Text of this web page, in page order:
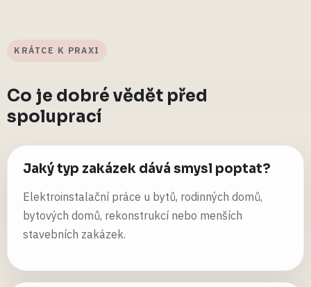
KRÁTCE K PRAXI
Co je dobré vědět před
spoluprací
Jaký typ zakázek dává smysl poptat?
Elektroinstalační práce u bytů, rodinných domů,
bytových domů, rekonstrukcí nebo menších
stavebních zakázek.